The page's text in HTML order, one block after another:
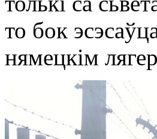
то бок
нямецкім